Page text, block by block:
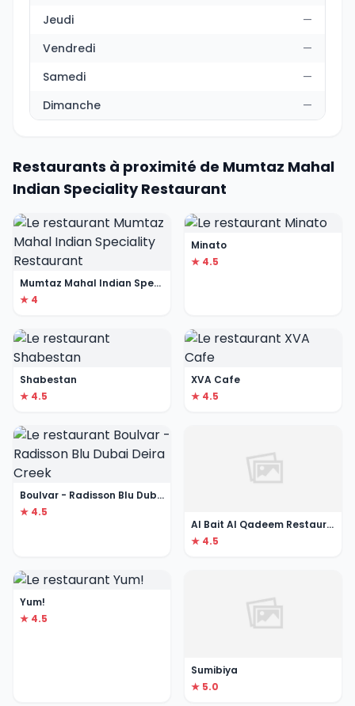
Jeudi
—
Vendredi
—
Samedi
—
Dimanche
—
Restaurants à proximité de Mumtaz Mahal
Indian Speciality Restaurant
Mumtaz Mahal Indian Speciality Restaurant
★ 4
Minato
★ 4.5
Shabestan
★ 4.5
XVA Cafe
★ 4.5
Boulvar - Radisson Blu Dubai Deira Creek
★ 4.5
Al Bait Al Qadeem Restaurant and Cafe
★ 4.5
Yum!
★ 4.5
Sumibiya
★ 5.0